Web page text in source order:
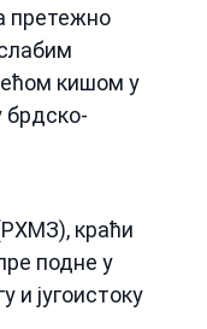
претежно
кишом у
брдско-
краћи
подне у
и југоистоку